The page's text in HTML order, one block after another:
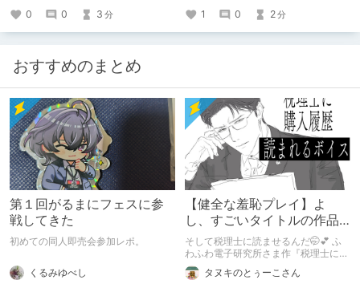
0
0 3 分
1
0 2分
おすすめのまとめ
第１回がるまにフェスに参
戦してきた
初めての同人即売会参加レポ。
くるみゆべし
【健全な羞恥プレイ】よ
し、すごいタイトルの作品
をまた買おう。【湧き上が
る不健全な気持ち】
そして税理士に読ませるんだ🤭💕 ふ
わふわ電子研究所さま作『税理士に購
入履歴読まれるボイス』の感想レビュ
ーです！タヌキのとぅーこさん